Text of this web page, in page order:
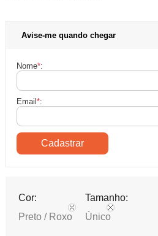
Avise-me quando chegar
Nome*:
Email*:
Cor:
Preto / Roxo
Tamanho:
Único